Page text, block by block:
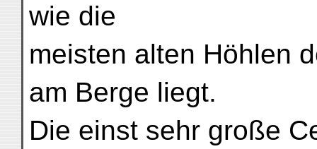
wie die
meisten alten Höhlen
am Berge liegt.
Die einst sehr große